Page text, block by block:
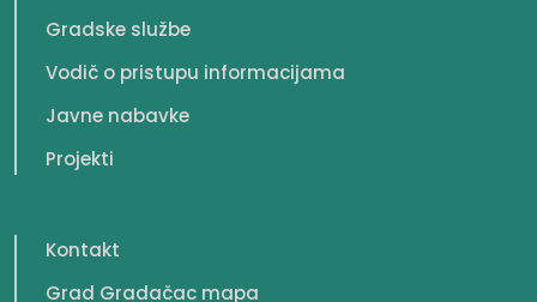
Gradske službe
Vodič o pristupu informacijama
Javne nabavke
Projekti
Kontakt
Grad Gradačac mapa